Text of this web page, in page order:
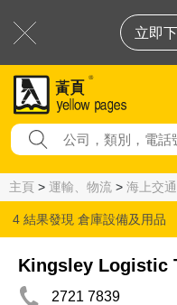
立即
主頁 > 運輸、物流 > 海上交
4 結果發現 倉庫設備及用品
Kingsley Logistic
2721 7839